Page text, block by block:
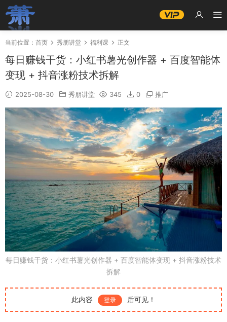
当前位置： 首页 秀朋讲堂 福利课 正文
每日赚钱干货：小红书薯光创作器 + 百度智能体
变现 + 抖音涨粉技术拆解
2025-08-30 秀朋讲堂 345 0 推广
每日赚钱干货：小红书薯光创作器 + 百度智能体变现 + 抖音涨粉技术
拆解
此内容 登录 后可见！